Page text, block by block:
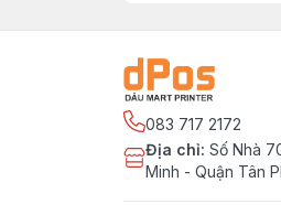
083 717 2172
Địa chỉ: Số Nhà
Minh - Quận Tân